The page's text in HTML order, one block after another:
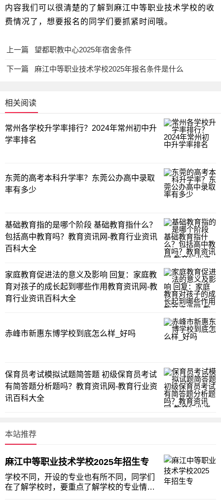
内容我们可以很清楚的了解到麻江中等职业技术学校的收
费情况了，想要报名的同学们要抓紧时间哦。
上一篇 望都职教中心2025年宿舍条件
下一篇 麻江中等职业技术学校2025年报名条件是什么
相关阅读
常州各学校升学率排行？2024年常州初中升
学率排名
东莞的高考本科升学率？东莞公办高中录取
率有多少
基础教育指的是哪个阶段 基础教育指什么？
包括高中教育吗？教育资讯网-教育行业资讯
百科大全
家庭教育促进法的意义及影响 回复：家庭教
育对孩子的成长起到哪些作用教育资讯网-教
育行业资讯百科大全
赤峰市新惠东博学校到底怎么样_好吗
保育员考试模拟试题简答题 初级保育员考试
有简答题分析题吗？教育资讯网-教育行业资
讯百科大全
本站推荐
麻江中等职业技术学校2025年招生专
学校不同，开设的专业也有所不同，同学们
在了解学校时，要重点了解学校的专业情